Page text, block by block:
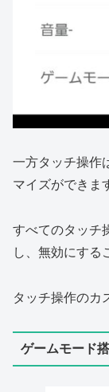
一方タッチ操作
マイズができま
すべてのタッチ
し、無効にする
タッチ操作のカ
ゲームモード